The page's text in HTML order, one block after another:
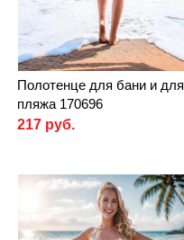
Полотенце для бани и для
пляжа 170696
217 руб.